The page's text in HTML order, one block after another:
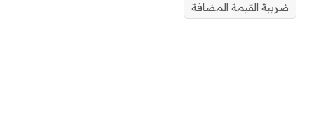
ضريبة القيمة المضافة